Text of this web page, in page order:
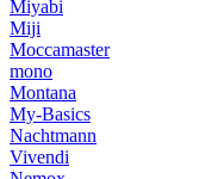
Miyabi
Miji
Moccamaster
mono
Montana
My-Basics
Nachtmann
Vivendi